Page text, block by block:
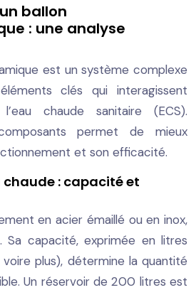
ballon
: une analyse
est un système complexe
clés qui interagissent
chaude sanitaire (ECS).
permet de mieux
et son efficacité.
chaude : capacité et
en acier émaillé ou en inox,
Sa capacité, exprimée en litres
plus), détermine la quantité
Un réservoir de 200 litres est